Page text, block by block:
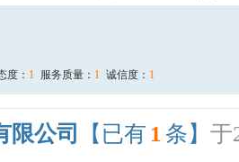
度： 1 服务质量： 1 诚信度： 1
限公司 【已有 1 条】 于